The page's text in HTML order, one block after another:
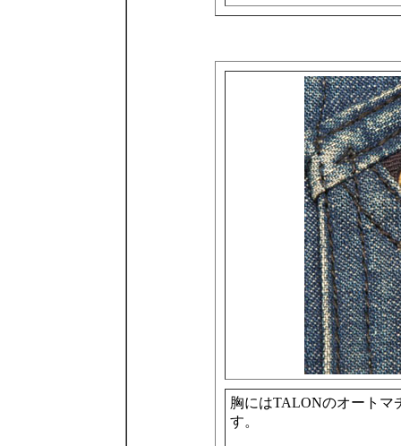
胸にはTALONのオートマ
す。